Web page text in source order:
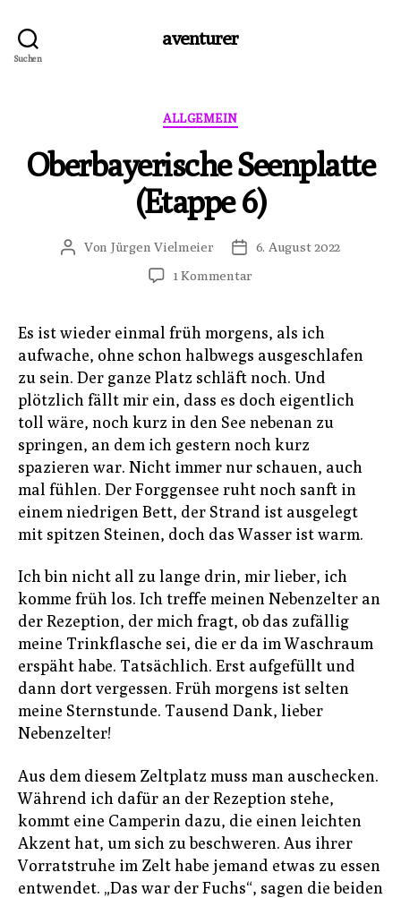
Suchen
aventurer
Kategorien
ALLGEMEIN
Oberbayerische Seenplatte
(Etappe 6)
Beitragsautor
Von Jürgen Vielmeier Veröffentlichungsdatum
6. August 2022
1 Kommentar
(Etappe
6)
Es ist wieder einmal früh morgens, als ich
aufwache, ohne schon halbwegs ausgeschlafen
zu sein. Der ganze Platz schläft noch. Und
plötzlich fällt mir ein, dass es doch eigentlich
toll wäre, noch kurz in den See nebenan zu
springen, an dem ich gestern noch kurz
spazieren war. Nicht immer nur schauen, auch
mal fühlen. Der Forggensee ruht noch sanft in
einem niedrigen Bett, der Strand ist ausgelegt
mit spitzen Steinen, doch das Wasser ist warm.
Ich bin nicht all zu lange drin, mir lieber, ich
komme früh los. Ich treffe meinen Nebenzelter an
der Rezeption, der mich fragt, ob das zufällig
meine Trinkflasche sei, die er da im Waschraum
erspäht habe. Tatsächlich. Erst aufgefüllt und
dann dort vergessen. Früh morgens ist selten
meine Sternstunde. Tausend Dank, lieber
Nebenzelter!
Aus dem diesem Zeltplatz muss man auschecken.
Während ich dafür an der Rezeption stehe,
kommt eine Camperin dazu, die einen leichten
Akzent hat, um sich zu beschweren. Aus ihrer
Vorratstruhe im Zelt habe jemand etwas zu essen
entwendet. „Das war der Fuchs“, sagen die beiden